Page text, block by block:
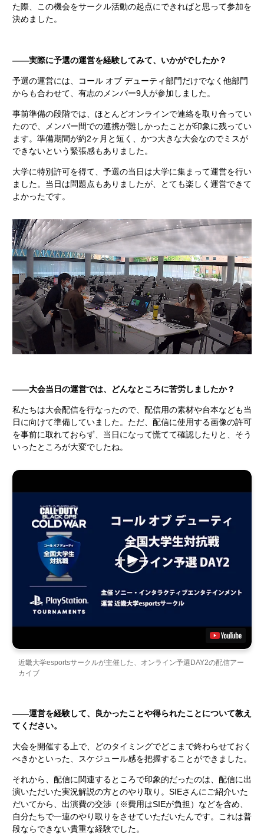
た際、この機会をサークル活動の起点にできればと思って参加を
決めました。
――実際に予選の運営を経験してみて、いかがでしたか？
予選の運営には、コール オブ デューティ部門だけでなく他部門
からも合わせて、有志のメンバー9人が参加しました。
事前準備の段階では、ほとんどオンラインで連絡を取り合ってい
たので、メンバー間での連携が難しかったことが印象に残ってい
ます。準備期間が約2ヶ月と短く、かつ大きな大会なのでミスが
できないという緊張感もありました。
大学に特別許可を得て、予選の当日は大学に集まって運営を行い
ました。当日は問題点もありましたが、とても楽しく運営できて
よかったです。
――大会当日の運営では、どんなところに苦労しましたか？
私たちは大会配信を行なったので、配信用の素材や台本なども当
日に向けて準備していました。ただ、配信に使用する画像の許可
を事前に取れておらず、当日になって慌てて確認したりと、そう
いったところが大変でしたね。
近畿大学esportsサークルが主催した、オンライン予選DAY2の配信アー
カイブ
――運営を経験して、良かったことや得られたことについて教え
てください。
大会を開催する上で、どのタイミングでどこまで終わらせておく
べきかといった、スケジュール感を把握することができました。
それから、配信に関連するところで印象的だったのは、配信に出
演いただいた実況解説の方とのやり取り。SIEさんにご紹介いた
だいてから、出演費の交渉（※費用はSIEが負担）などを含め、
自分たちで一連のやり取りをさせていただいたんです。これは普
段ならできない貴重な経験でした。